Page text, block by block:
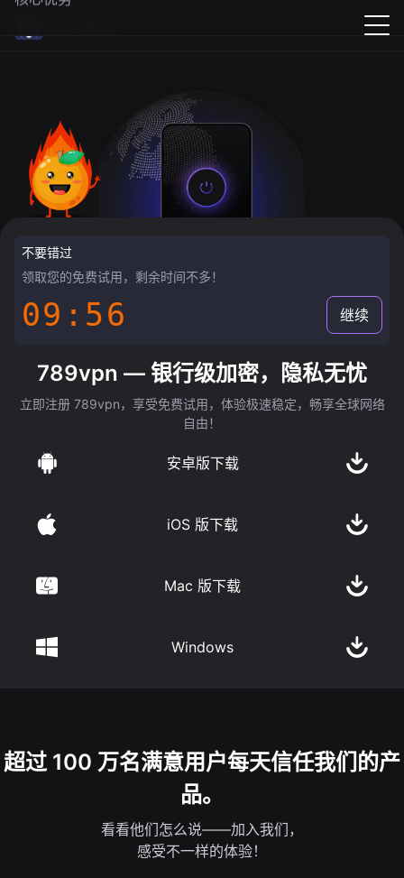
不要错过
领取您的免费试用，剩余时间不多！
09:55 继续
789vpn — 银行级加密，隐私无忧
立即注册 789vpn，享受免费试用，体验极速稳定，畅享全球网络
自由！
安卓版下载
iOS 版下载
Mac 版下载
Windows
超过 100 万名满意用户每天信任我们的产
品。
看看他们怎么说——加入我们，
感受不一样的体验！